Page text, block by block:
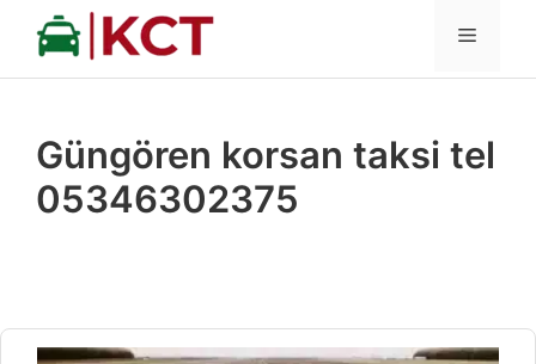
İçeriğe
MENÜ
Güngören korsan taksi tel
05346302375